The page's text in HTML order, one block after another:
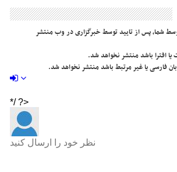
شما، پس از تایید توسط خبرگزاری در وب منتشر
افترا باشد منتشر نخواهد شد.
فارسی یا غیر مرتبط باشد منتشر نخواهد شد.